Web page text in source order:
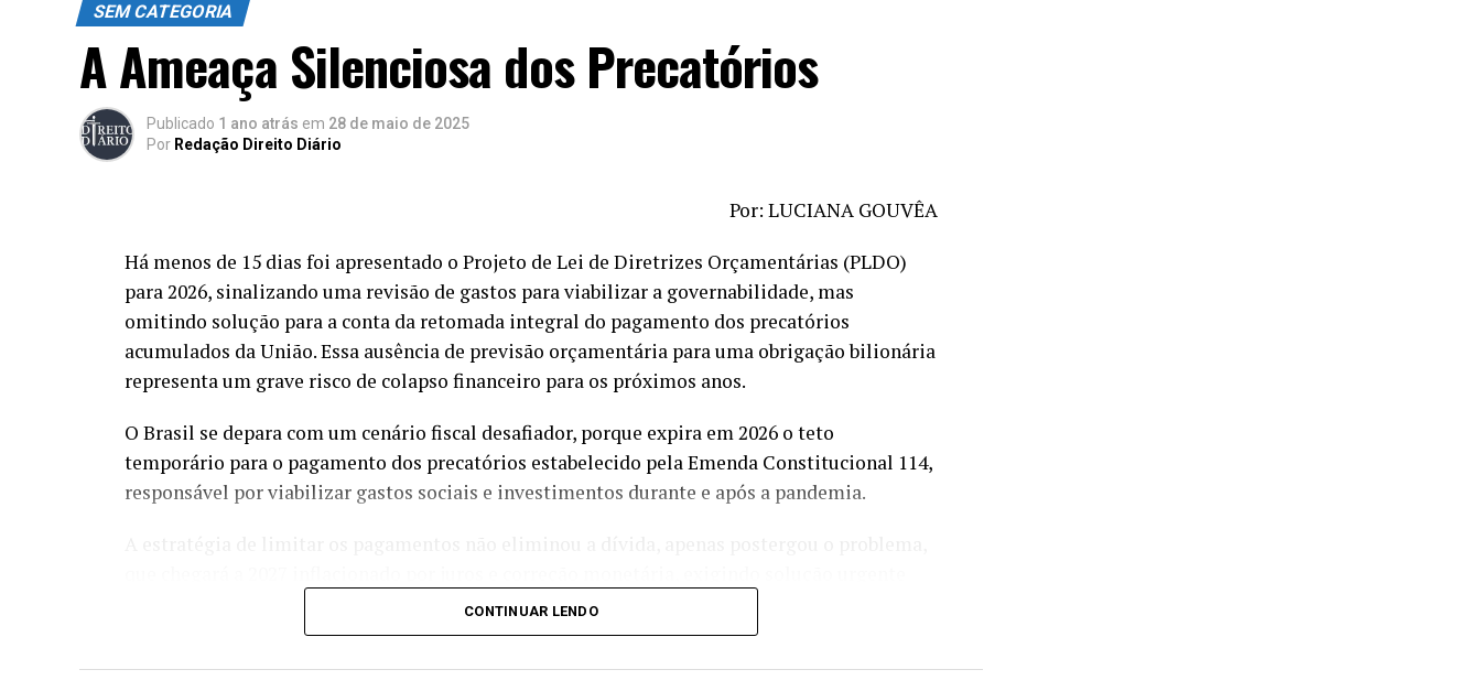
SEM CATEGORIA
A Ameaça Silenciosa dos Precatórios
Publicado 1 ano atrás em 28 de maio de 2025
Por Redação Direito Diário
Por: LUCIANA GOUVÊA
Há menos de 15 dias foi apresentado o Projeto de Lei de Diretrizes Orçamentárias (PLDO)
para 2026, sinalizando uma revisão de gastos para viabilizar a governabilidade, mas
omitindo solução para a conta da retomada integral do pagamento dos precatórios
acumulados da União. Essa ausência de previsão orçamentária para uma obrigação bilionária
representa um grave risco de colapso financeiro para os próximos anos.
O Brasil se depara com um cenário fiscal desafiador, porque expira em 2026 o teto
temporário para o pagamento dos precatórios estabelecido pela Emenda Constitucional 114,
responsável por viabilizar gastos sociais e investimentos durante e após a pandemia.
CONTINUAR LENDO